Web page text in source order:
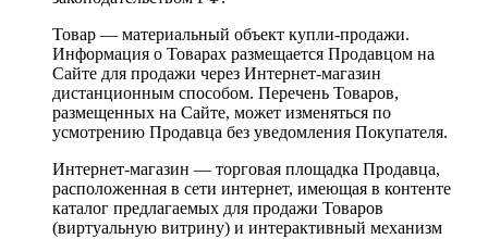
Товар — материальный объект купли-продажи.
Информация о Товарах размещается Продавцом на
Сайте для продажи через Интернет-магазин
дистанционным способом. Перечень Товаров,
размещенных на Сайте, может изменяться по
усмотрению Продавца без уведомления Покупателя.
Интернет-магазин — торговая площадка Продавца,
расположенная в сети интернет, имеющая в контенте
каталог предлагаемых для продажи Товаров
(виртуальную витрину) и интерактивный механизм